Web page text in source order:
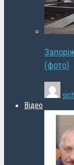
(фото)
Відео